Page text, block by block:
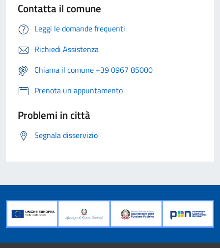
Contatta il comune
Leggi le domande frequenti
Richiedi Assistenza
Chiama il comune +39 0967 85000
Prenota un appuntamento
Problemi in città
Segnala disservizio